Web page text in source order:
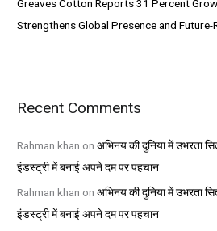
Greaves Cotton Reports 31 Percent
Strengthens Global Presence and Future-
Recent Comments
Rahman khan onअभिनय की दुनिया में उभरता
इंडस्ट्री में बनाई अपने दम पर पहचान
Rahman khan onअभिनय की दुनिया में उभरता
इंडस्ट्री में बनाई अपने दम पर पहचान